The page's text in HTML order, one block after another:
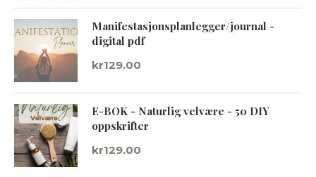
Manifestasjonsplanlegger/journal -
digital pdf
kr129.00
E-BOK - Naturlig velvære - 50 DIY
oppskrifter
kr129.00